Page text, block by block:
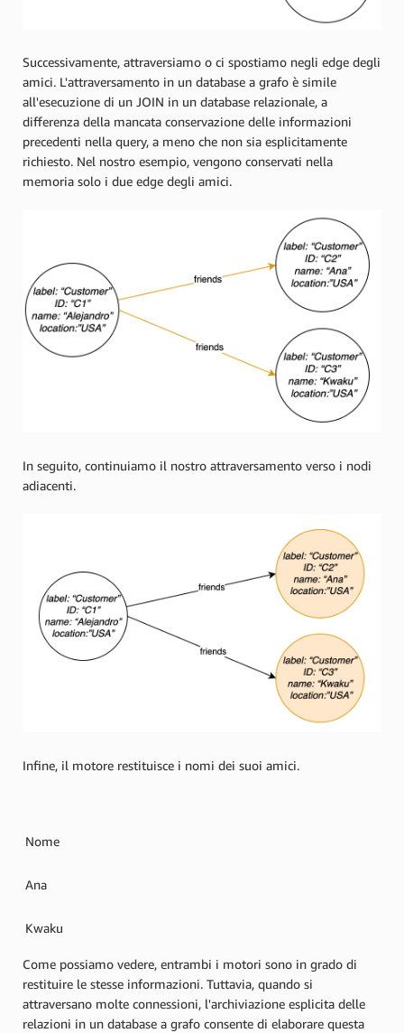
Successivamente, attraversiamo o ci spostiamo negli edge degli
amici. L'attraversamento in un database a grafo è simile
all'esecuzione di un JOIN in un database relazionale, a
differenza della mancata conservazione delle informazioni
precedenti nella query, a meno che non sia esplicitamente
richiesto. Nel nostro esempio, vengono conservati nella
memoria solo i due edge degli amici.
In seguito, continuiamo il nostro attraversamento verso i nodi
adiacenti.
Infine, il motore restituisce i nomi dei suoi amici.
Nome
Ana
Kwaku
Come possiamo vedere, entrambi i motori sono in grado di
restituire le stesse informazioni. Tuttavia, quando si
attraversano molte connessioni, l'archiviazione esplicita delle
relazioni in un database a grafo consente di elaborare questa